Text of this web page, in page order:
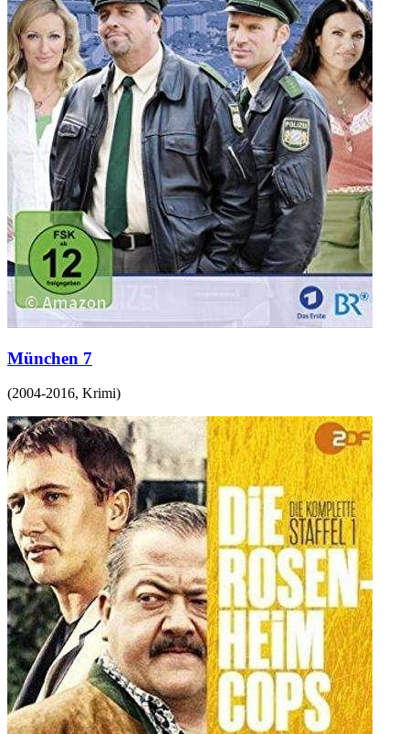
München 7
(2004-2016, Krimi)